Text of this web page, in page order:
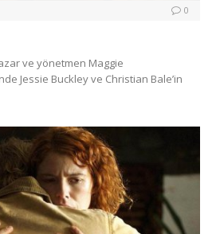
0
ve yönetmen Maggie
Jessie Buckley ve Christian Bale’in